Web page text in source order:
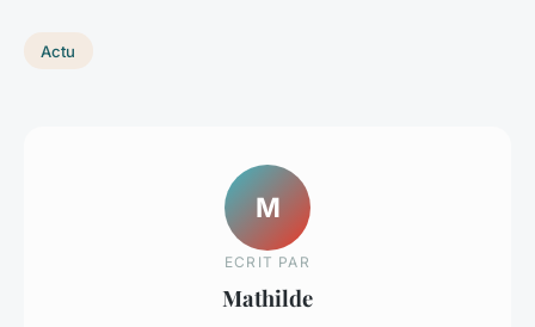
Actu
M
ECRIT PAR
Mathilde